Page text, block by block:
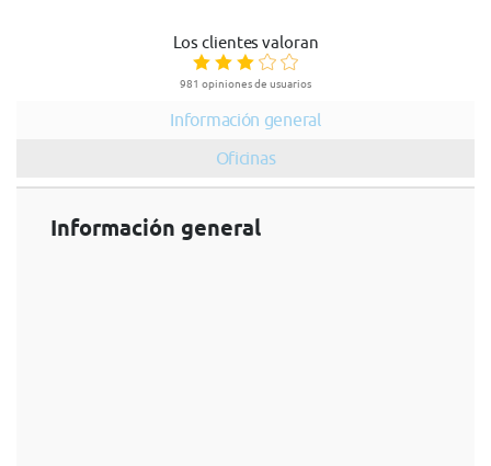
Los clientes valoran
981 opiniones de usuarios
Información general
Oficinas
Información general